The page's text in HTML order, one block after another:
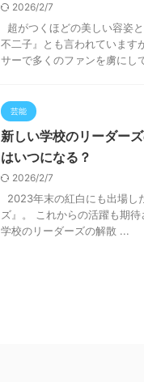
2026/2/7
超がつくほどの美しい容姿
不二子』とも言われていま
サーで多くのファンを虜にし
芸能
新しい学校のリーダー
はいつになる？
2026/2/7
2023年末の紅白にも出場し
ズ』。 これからの活躍も期
学校のリーダーズの解散 ...